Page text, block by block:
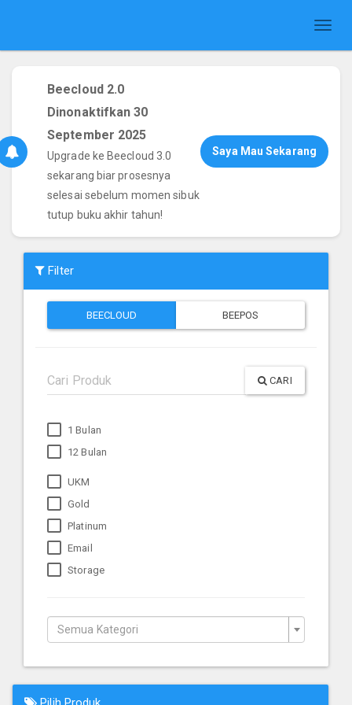
Beecloud 2.0
Dinonaktifkan 30
September 2025
Upgrade ke Beecloud 3.0
sekarang biar prosesnya
selesai sebelum momen sibuk
tutup buku akhir tahun!
Saya Mau Sekarang
Filter
BEECLOUD BEEPOS
CARI
1 Bulan
12 Bulan
UKM
Gold
Platinum
Email
Storage
Semua Kategori